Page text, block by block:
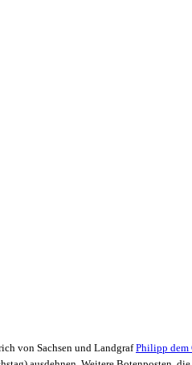
von Sachsen und LandgrafPhilipp dem